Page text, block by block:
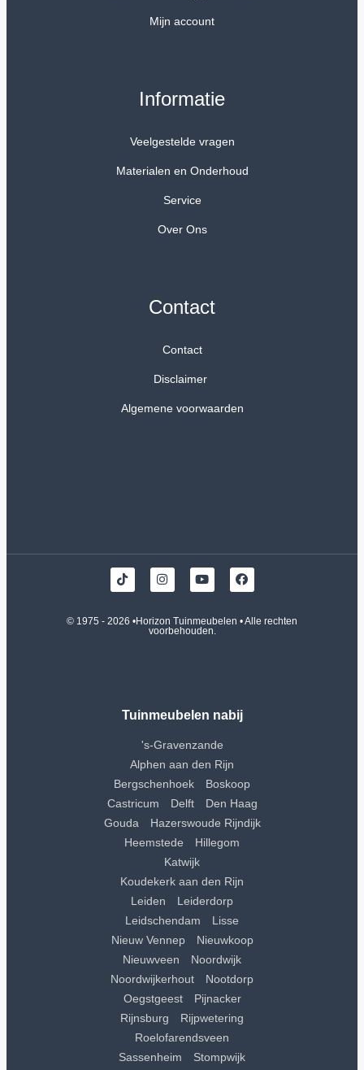
Mijn account
Informatie
Veelgestelde vragen
Materialen en Onderhoud
Service
Over Ons
Contact
Contact
Disclaimer
Algemene voorwaarden
© 1975 - 2026 •Horizon Tuinmeubelen • Alle rechten
voorbehouden.
Tuinmeubelen nabij
's-Gravenzande
Alphen aan den Rijn
Bergschenhoek
Boskoop
Castricum
Delft
Den Haag
Gouda
Hazerswoude Rijndijk
Heemstede
Hillegom
Katwijk
Koudekerk aan den Rijn
Leiden
Leiderdorp
Leidschendam
Lisse
Nieuw Vennep
Nieuwkoop
Nieuwveen
Noordwijk
Noordwijkerhout
Nootdorp
Oegstgeest
Pijnacker
Rijnsburg
Rijpwetering
Roelofarendsveen
Sassenheim
Stompwijk